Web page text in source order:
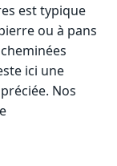
est typique
ou à pans
ici une
Nos